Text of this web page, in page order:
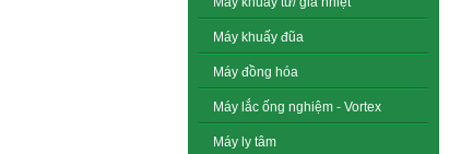
Máy khuấy đũa
Máy đồng hóa
Máy lắc ống nghiệm - Vortex
Máy ly tâm